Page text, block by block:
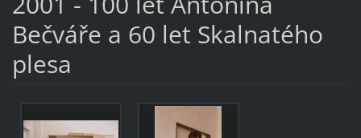
Bečváře a 60 let Skalnatého
plesa